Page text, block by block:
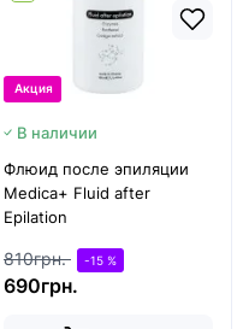
Акция
В наличии
Флюид после эпиляции
Medica+ Fluid after
Epilation
810грн. -15 %
690грн.